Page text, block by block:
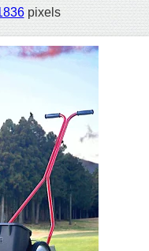
pixels